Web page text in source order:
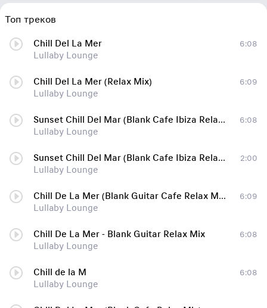
Топ треков
Chill Del La Mer
Lullaby Lounge
6:08
Chill Del La Mer (Relax Mix)
Lullaby Lounge
6:09
Sunset Chill Del Mar (Blank Cafe Ibiza Relax Mix) (Blank Cafe Ibiza Relax Mix)
Lullaby Lounge
6:08
Sunset Chill Del Mar (Blank Cafe Ibiza Relax mix)
Lullaby Lounge
2:00
Chill De La Mer (Blank Guitar Cafe Relax Mix)
Lullaby Lounge
6:09
Chill De La Mer - Blank Guitar Relax Mix
Lullaby Lounge
6:08
Chill de la M
Lullaby Lounge
6:08